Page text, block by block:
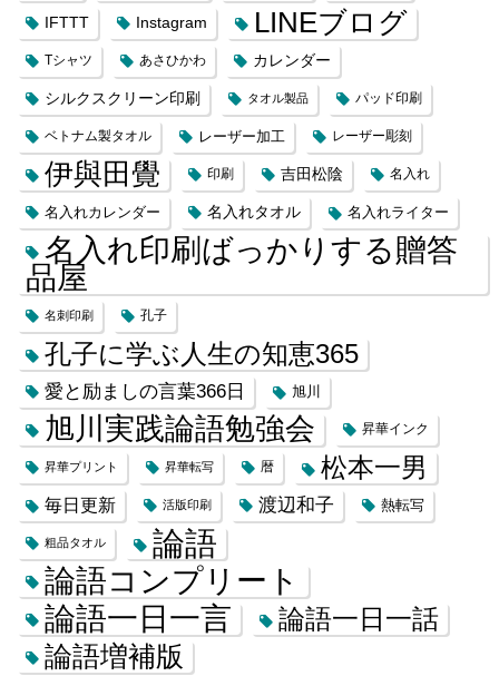
IFTTT Instagram LINEブログ
Tシャツ あさひかわ カレンダー
シルクスクリーン印刷 タオル製品 パッド印刷
ベトナム製タオル レーザー加工 レーザー彫刻
伊與田覺 印刷 吉田松陰 名入れ
名入れカレンダー 名入れタオル 名入れライター
名入れ印刷ばっかりする贈答
品屋
名刺印刷 孔子
孔子に学ぶ人生の知恵365
愛と励ましの言葉366日 旭川
旭川実践論語勉強会 昇華インク
昇華プリント 昇華転写 暦 松本一男
毎日更新 活版印刷 渡辺和子 熱転写
粗品タオル 論語
論語コンプリート
論語一日一言
論語一日一話
論語増補版